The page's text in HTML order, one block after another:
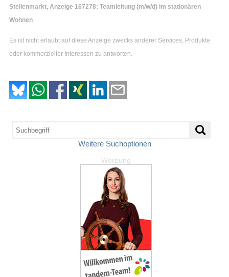
Stellenmarkt, Anzeige 167278: Teamleitung (m/w/d) im stationären
Wohnen
Es ist nicht erlaubt auf diese Anzeige zwecks anderer Services, Produkte
oder kommerzieller Interessen zu antworten.
Weitere Suchoptionen
Werbung